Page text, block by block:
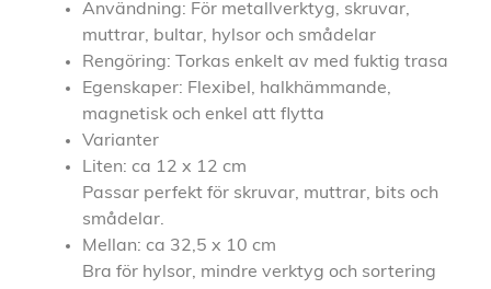
Användning: För metallverktyg, skruvar,
muttrar, bultar, hylsor och smådelar
Rengöring: Torkas enkelt av med fuktig trasa
Egenskaper: Flexibel, halkhämmande,
magnetisk och enkel att flytta
Varianter
Liten: ca 12 x 12 cm
Passar perfekt för skruvar, muttrar, bits och
smådelar.
Mellan: ca 32,5 x 10 cm
Bra för hylsor, mindre verktyg och sortering